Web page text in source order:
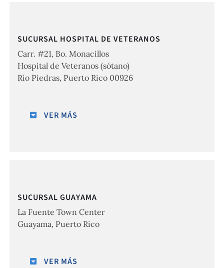
SUCURSAL HOSPITAL DE VETERANOS
Carr. #21, Bo. Monacillos
Hospital de Veteranos (sótano)
Río Piedras, Puerto Rico 00926
VER MÁS
SUCURSAL GUAYAMA
La Fuente Town Center
Guayama, Puerto Rico
VER MÁS